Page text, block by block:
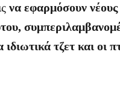
να εφαρμόσουν
τζετ και οι